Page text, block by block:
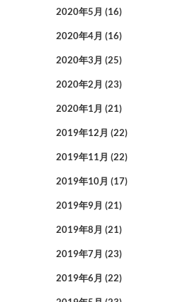
2020年5月 (16)
2020年4月 (16)
2020年3月 (25)
2020年2月 (23)
2020年1月 (21)
2019年12月 (22)
2019年11月 (22)
2019年10月 (17)
2019年9月 (21)
2019年8月 (21)
2019年7月 (23)
2019年6月 (22)